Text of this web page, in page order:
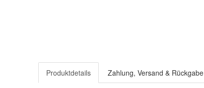
Produktdetails Zahlung, Versand & Rückgabe